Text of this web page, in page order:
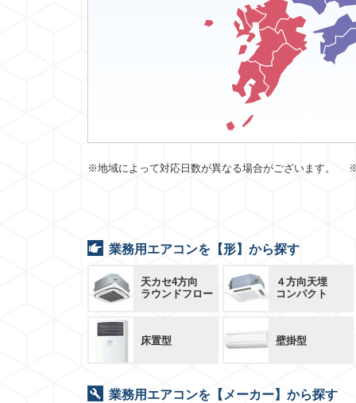
※地域によって対応日数が異なる場合がございます。
業務用エアコンを【形】から探す
天カセ4方向
ラウンドフロー
４方向天埋
コンパクト
床置型 壁掛型
業務用エアコンを【メーカー】から探す